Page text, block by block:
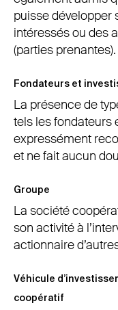
puisse développer
intéressés ou des
(parties prenantes).
Fondateurs et
La présence de
tels les fondateurs
expressément
et ne fait aucun
Groupe
La société
son activité à
actionnaire
Véhicule
coopératif